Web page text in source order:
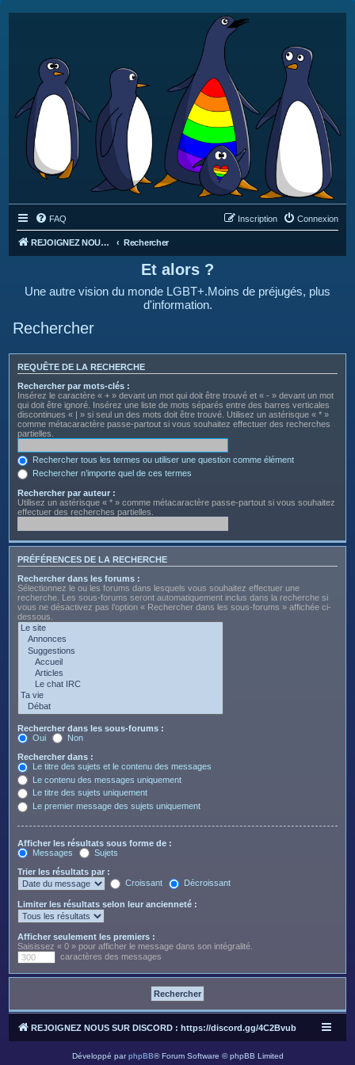
FAQ Connexion
Inscription
REJOIGNEZ NOUS SUR DISCORD : https://discord.gg/4C2Bvub Rechercher
Et alors ?
Une autre vision du monde LGBT+.Moins de préjugés, plus
d'information.
Rechercher
REQUÊTE DE LA RECHERCHE
Rechercher par mots-clés :
Insérez le caractère « + » devant un mot qui doit être trouvé et « - » devant un mot
qui doit être ignoré. Insérez une liste de mots séparés entre des barres verticales
discontinues « | » si seul un des mots doit être trouvé. Utilisez un astérisque « * »
comme métacaractère passe-partout si vous souhaitez effectuer des recherches
partielles.
Rechercher tous les termes ou utiliser une question comme élément
Rechercher n’importe quel de ces termes
Rechercher par auteur :
Utilisez un astérisque « * » comme métacaractère passe-partout si vous souhaitez
effectuer des recherches partielles.
PRÉFÉRENCES DE LA RECHERCHE
Rechercher dans les forums :
Sélectionnez le ou les forums dans lesquels vous souhaitez effectuer une
recherche. Les sous-forums seront automatiquement inclus dans la recherche si
vous ne désactivez pas l’option « Rechercher dans les sous-forums » affichée ci-
dessous.
Rechercher dans les sous-forums :
Oui
Non
Rechercher dans :
Le titre des sujets et le contenu des messages
Le contenu des messages uniquement
Le titre des sujets uniquement
Le premier message des sujets uniquement
Afficher les résultats sous forme de :
Messages
Sujets
Trier les résultats par :
Croissant
Décroissant
Limiter les résultats selon leur ancienneté :
Afficher seulement les premiers :
Saisissez « 0 » pour afficher le message dans son intégralité.
caractères des messages
REJOIGNEZ NOUS SUR DISCORD : https://discord.gg/4C2Bvub
Développé parphpBB® Forum Software © phpBB Limited